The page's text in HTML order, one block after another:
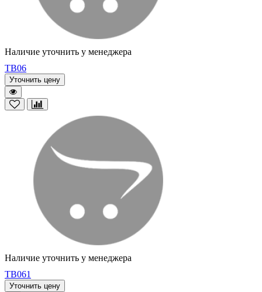
Наличие уточнить у менеджера
TB06
Уточнить цену
Наличие уточнить у менеджера
TB061
Уточнить цену